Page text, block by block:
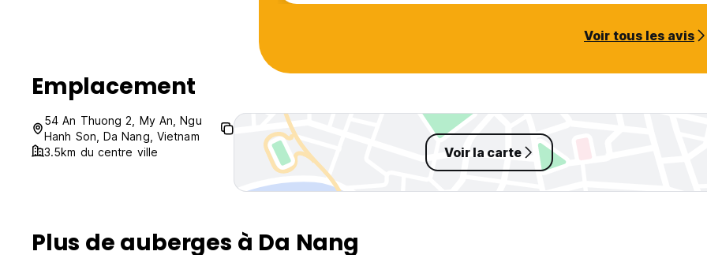
Voir tous les avis
Emplacement
54 An Thuong 2, My An, Ngu
Hanh Son, Da Nang, Vietnam
3.5km du centre ville
Voir la carte
Plus de auberges à Da Nang